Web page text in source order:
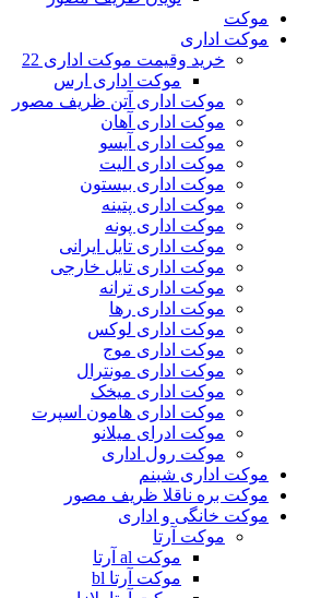
موکت
موکت اداری
خرید وقیمت موکت اداری 22
موکت اداری ارس
موکت اداری آتن ظریف مصور
موکت اداری آهان
موکت اداری آیسو
موکت اداری الیت
موکت اداری بیستون
موکت اداری پتینه
موکت اداری پونه
موکت اداری تایل ایرانی
موکت اداری تایل خارجی
موکت اداری ترانه
موکت اداری رها
موکت اداری لوکس
موکت اداری موج
موکت اداری مونترال
موکت اداری میخک
موکت اداری هامون اسپرت
موکت ادرای میلانو
موکت رول اداری
موکت اداری شبنم
موکت بره ناقلا ظریف مصور
موکت خانگی و اداری
موکت آرتا
موکت al آرتا
موکت آرتا bl